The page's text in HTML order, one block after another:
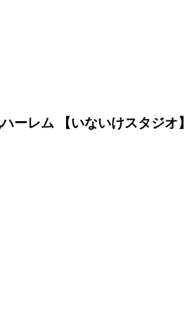
ーレム 【いないけスタジオ】